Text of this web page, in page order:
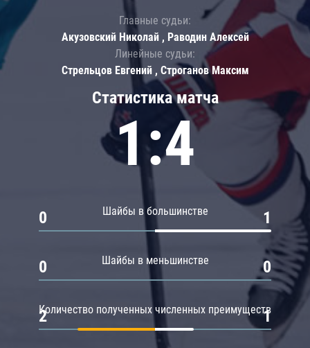
Статистика матча
1:4
Шайбы в большинстве
0 1
Шайбы в меньшинстве
0 0
Количество полученных численных преимуществ
2 1
Главные судьи:
Акузовский Николай , Раводин Алексей
Линейные судьи:
Стрельцов Евгений , Строганов Максим